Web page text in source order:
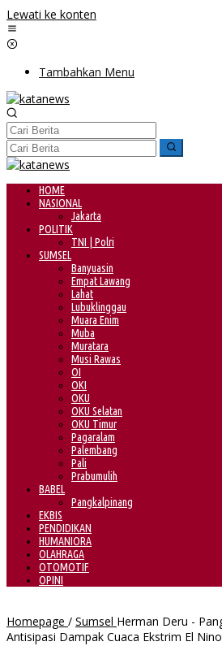
Lewati ke konten
Tambahkan Menu
HOME
NASIONAL
Jakarta
POLITIK
TNI | Polri
SUMSEL
Banyuasin
Empat Lawang
Lahat
Lubuklinggau
Muara Enim
Muba
Muratara
Musi Rawas
OI
OKI
OKU
OKU Selatan
OKU Timur
Pagaralam
Palembang
Pali
Prabumulih
BABEL
Pangkalpinang
EKBIS
PENDIDIKAN
HUMANIORA
OLAHRAGA
OTOMOTIF
OPINI
Homepage / Sumsel Herman Deru -
Antisipasi Dampak Cuaca Ekstrim El Nino